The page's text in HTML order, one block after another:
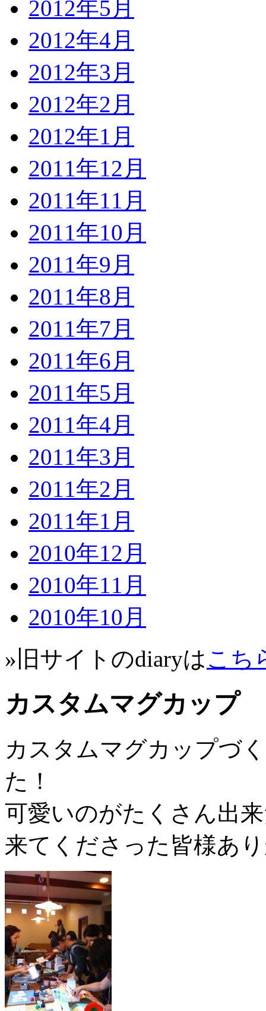
2012年5月
2012年4月
2012年3月
2012年2月
2012年1月
2011年12月
2011年11月
2011年10月
2011年9月
2011年8月
2011年7月
2011年6月
2011年5月
2011年4月
2011年3月
2011年2月
2011年1月
2010年12月
2010年11月
2010年10月
»旧サイトのdiaryはこち
カスタムマグカップ
カスタムマグカップづ
た！
可愛いのがたくさん
来てくださった皆様あ